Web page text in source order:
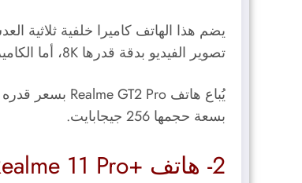
تصوير الفيديو بدقة قدرها 8K، أما الكاميرا الأمامية فتأتي بدقة قدرها 32 ميجابكسل، وتدعم تصوير الفيديو بدقة قدرها 1080 بكسلًا.
يُباع هاتف Realme GT2 Pro بسعر قدره
بسعة حجمها 256 جيجابايت.
2- هاتف +Realme 11 Pro: